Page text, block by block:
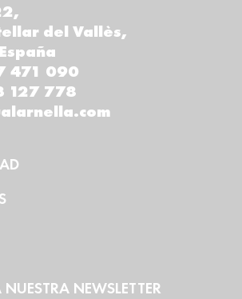
del Vallès,
471 090
127 778
NUESTRA NEWSLETTER